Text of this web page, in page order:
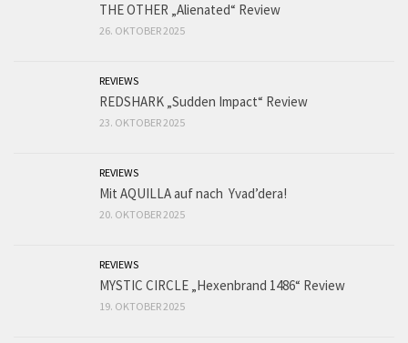
THE OTHER „Alienated“ Review
26. OKTOBER 2025
REVIEWS
REDSHARK „Sudden Impact“ Review
23. OKTOBER 2025
REVIEWS
Mit AQUILLA auf nach Yvad’dera!
20. OKTOBER 2025
REVIEWS
MYSTIC CIRCLE „Hexenbrand 1486“ Review
19. OKTOBER 2025